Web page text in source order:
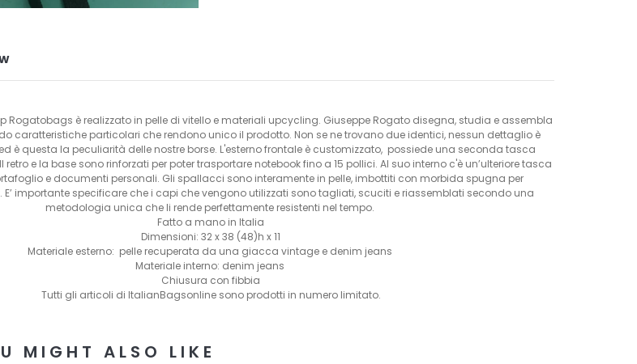
Rogatobags è realizzato in pelle di vitello e materiali upcycling. Giuseppe Rogato disegna, studia e assembla
caratteristiche particolari che rendono unico il prodotto. Non se ne trovano due identici, nessun dettaglio è
è questa la peculiarità delle nostre borse. L'esterno frontale è customizzato, possiede una seconda tasca
e la base sono rinforzati per poter trasportare notebook fino a 15 pollici. Al suo interno c'è un’ulteriore tasca
e documenti personali. Gli spallacci sono interamente in pelle, imbottiti con morbida spugna per
importante specificare che i capi che vengono utilizzati sono tagliati, scuciti e riassemblati secondo una
metodologia unica che li rende perfettamente resistenti nel tempo.
Fatto a mano in Italia
Dimensioni: 32 x 38 (48)h x 11
Materiale esterno: pelle recuperata da una giacca vintage e denim jeans
Materiale interno: denim jeans
Chiusura con fibbia
Tutti gli articoli di ItalianBagsonline sono prodotti in numero limitato.
MIGHT ALSO LIKE